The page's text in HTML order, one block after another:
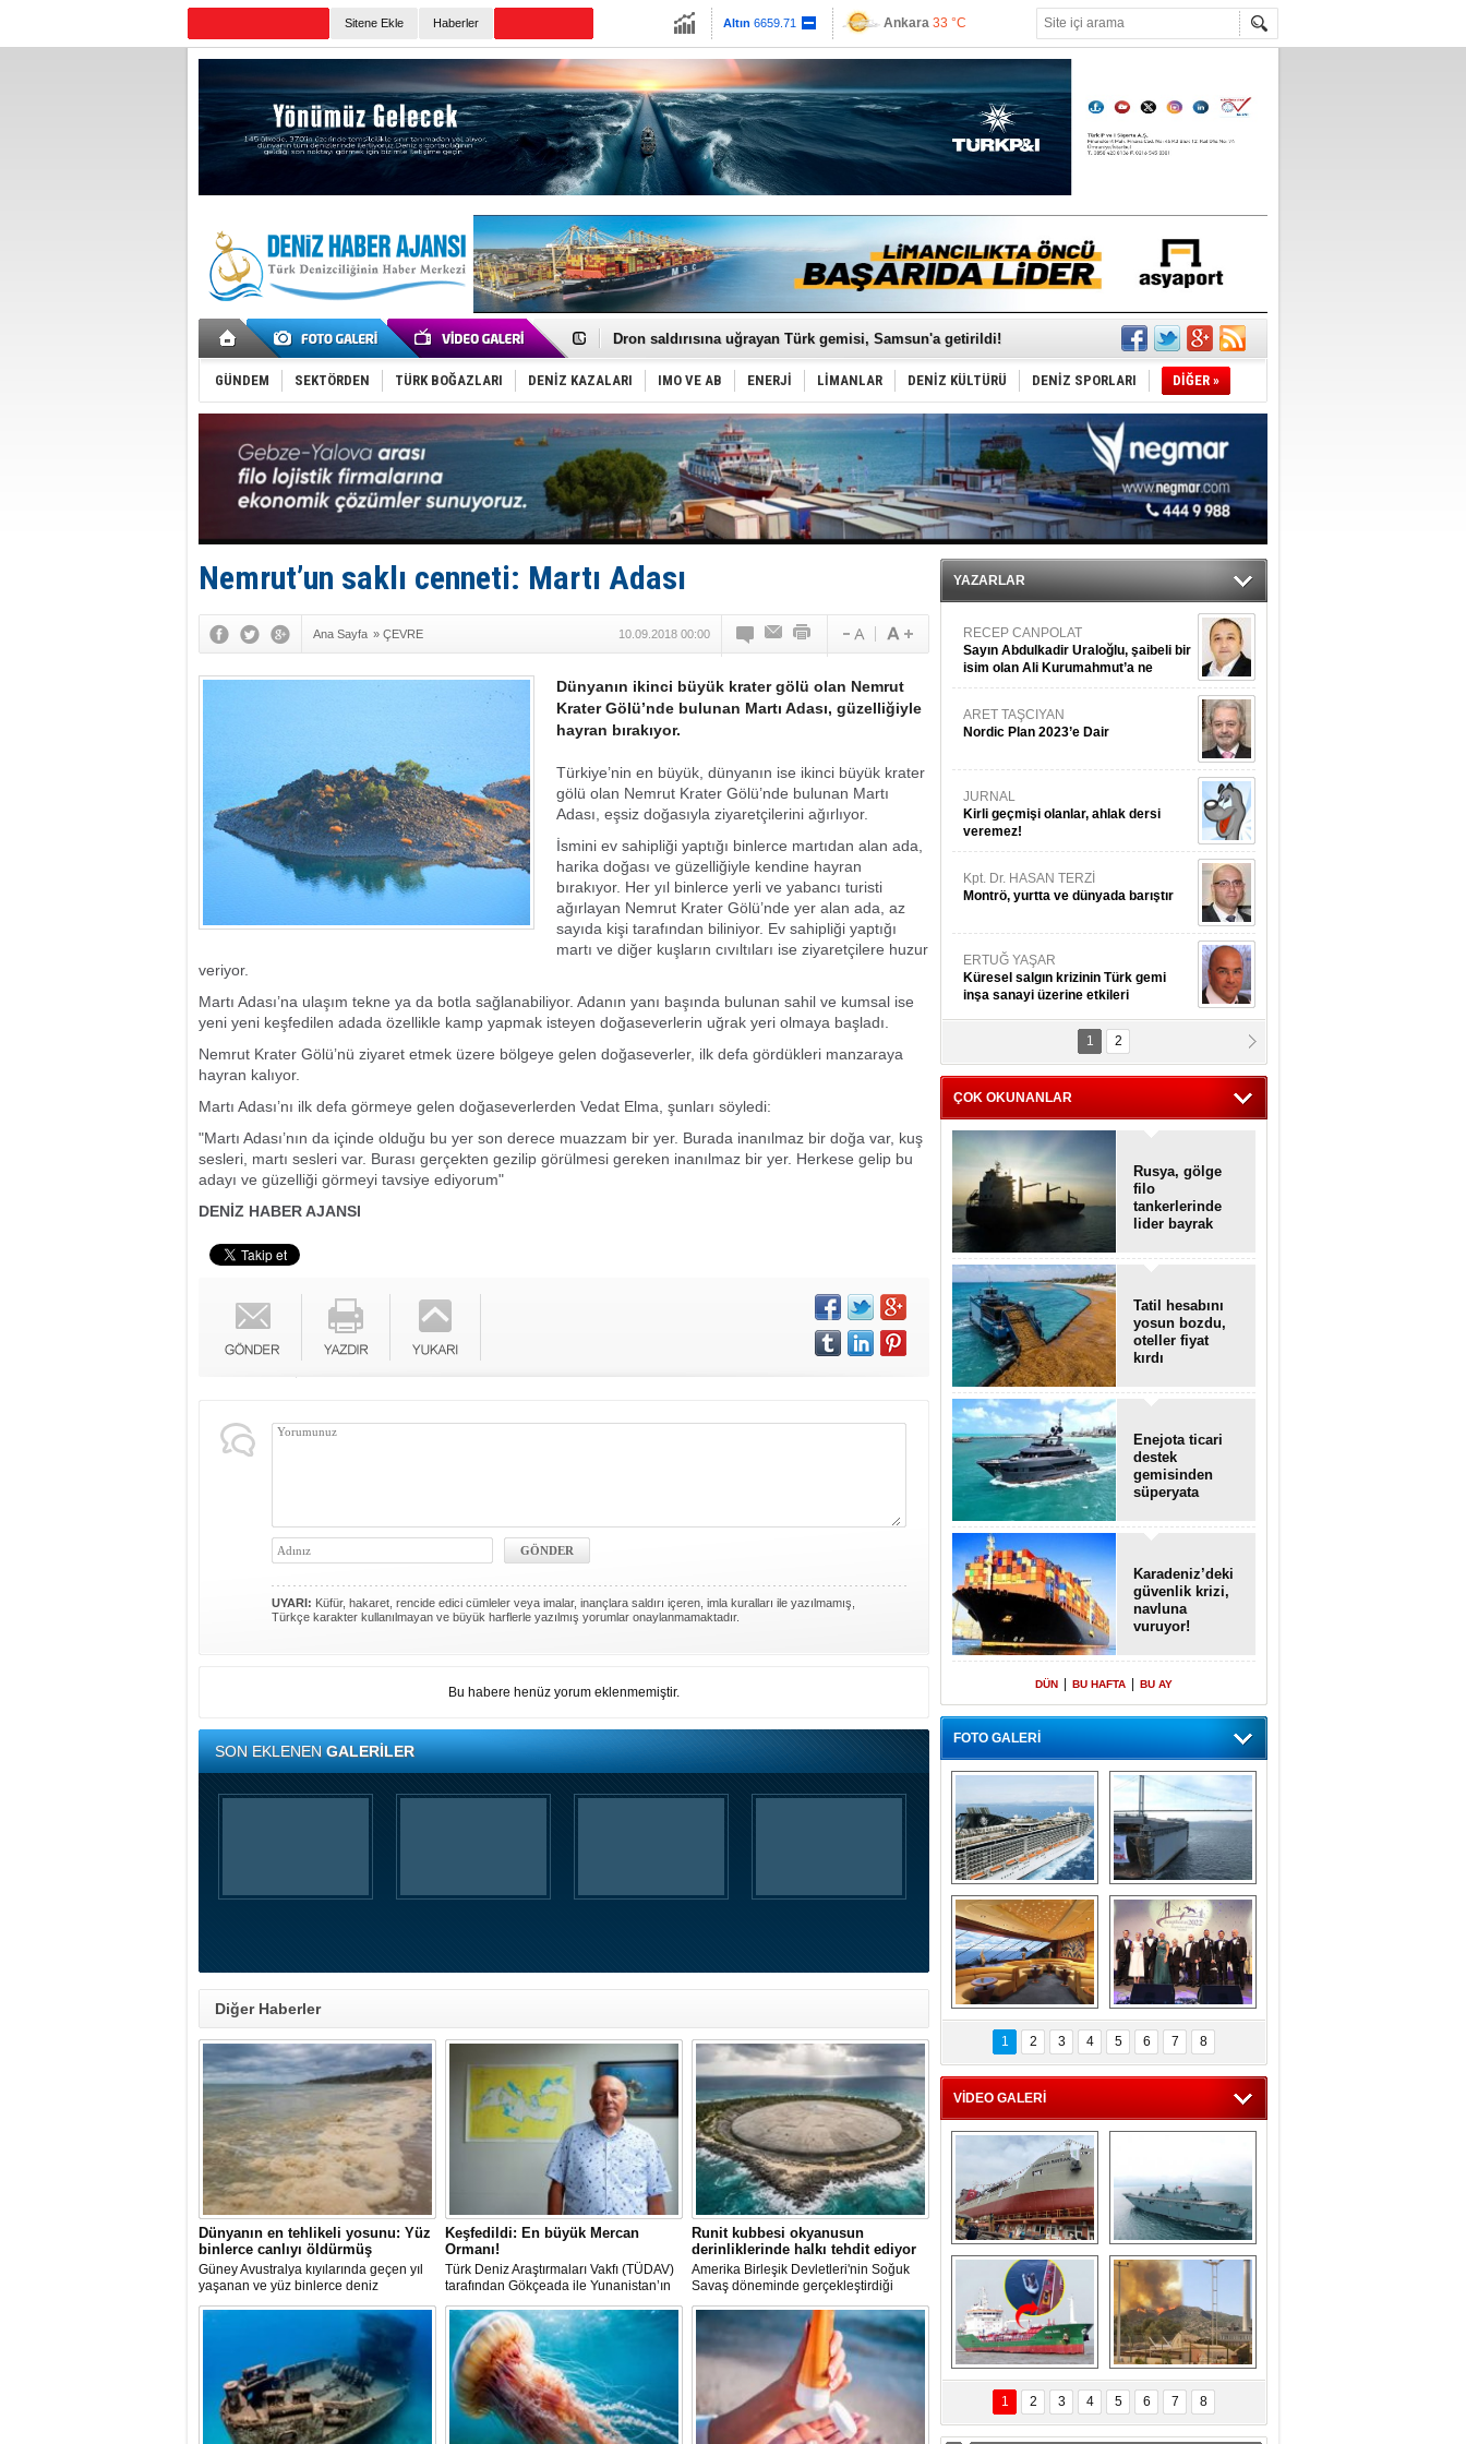
Sitene Ekle Haberler
Altın 6659.71
Euro55.1258
Ankara 33 °C
Antalya31 °C
Muğla 35 °C
Çanakkale 32 °C
Gemi tasarım yarışmasına ek süre
Dron saldırısına uğrayan Türk gemisi, Samsun'a getirildi!
'REGAL 1' isimli tanker, tehlikeyi atlattı!
Gemide 5 ton kokain yakalandı: Portekiz!
Yakıt barcı filosuna 2 yeni gemi katıldı
Rus İHA’ları, Alman gemisini vurdu!
Karadeniz’deki güvenlik krizi, navluna vuruyor!
Tatil hesabını yosun bozdu, oteller fiyat kırdı
Rusya, gölge filo tankerlerinde lider bayrak konumunda
Enejota ticari destek gemisinden süperyata dönüştürüldü
Denizcilik sektörü, Alsancak Limanı’ndan memnun
Türkiye’den Karadeniz'deki gemicilik faaliyetlerine kısıtlama!
Taksi Botlar, 50 yıldır Marmaris’in mavi sularında
GÜNDEM SEKTÖRDEN TÜRK BOĞAZLARI DENİZ KAZALARI IMO VE AB ENERJİ LİMANLAR DENİZ KÜLTÜRÜ DENİZ SPORLARI DİĞER »
Nemrut’un saklı cenneti: Martı Adası
Ana Sayfa » ÇEVRE 10.09.2018 00:00
Dünyanın ikinci büyük krater gölü olan Nemrut
Krater Gölü’nde bulunan Martı Adası, güzelliğiyle
hayran bırakıyor.
Türkiye’nin en büyük, dünyanın ise ikinci büyük krater
gölü olan Nemrut Krater Gölü’nde bulunan Martı
Adası, eşsiz doğasıyla ziyaretçilerini ağırlıyor.
İsmini ev sahipliği yaptığı binlerce martıdan alan ada,
harika doğası ve güzelliğiyle kendine hayran
bırakıyor. Her yıl binlerce yerli ve yabancı turisti
ağırlayan Nemrut Krater Gölü’nde yer alan ada, az
sayıda kişi tarafından biliniyor. Ev sahipliği yaptığı
martı ve diğer kuşların cıvıltıları ise ziyaretçilere huzur
veriyor.
Martı Adası’na ulaşım tekne ya da botla sağlanabiliyor. Adanın yanı başında bulunan sahil ve kumsal ise
yeni yeni keşfedilen adada özellikle kamp yapmak isteyen doğaseverlerin uğrak yeri olmaya başladı.
Nemrut Krater Gölü’nü ziyaret etmek üzere bölgeye gelen doğaseverler, ilk defa gördükleri manzaraya
hayran kalıyor.
Martı Adası’nı ilk defa görmeye gelen doğaseverlerden Vedat Elma, şunları söyledi:
"Martı Adası’nın da içinde olduğu bu yer son derece muazzam bir yer. Burada inanılmaz bir doğa var, kuş
sesleri, martı sesleri var. Burası gerçekten gezilip görülmesi gereken inanılmaz bir yer. Herkese gelip bu
adayı ve güzelliği görmeyi tavsiye ediyorum"
DENİZ HABER AJANSI
UYARI: Küfür, hakaret, rencide edici cümleler veya imalar, inançlara saldırı içeren, imla kuralları ile yazılmamış,
Türkçe karakter kullanılmayan ve büyük harflerle yazılmış yorumlar onaylanmamaktadır.
Bu habere henüz yorum eklenmemiştir.
SON EKLENENGALERİLER
Diğer Haberler
Dünyanın en tehlikeli yosunu: Yüz
binlerce canlıyı öldürmüş
Güney Avustralya kıyılarında geçen yıl
yaşanan ve yüz binlerce deniz
canlısının ölümüne yol açan çevre
felaketinin arkasındaki yosun türü
incelendi. Araştırmacılar, söz konusu
mikroalgin bugüne kadar incelenen
türler arasında en zehirli örnek
olduğunu ortaya çıkardı.
Keşfedildi: En büyük Mercan
Ormanı!
Türk Deniz Araştırmaları Vakfı (TÜDAV)
tarafından Gökçeada ile Yunanistan’ın
Semadirek Adası arasında yürütülen
araştırmada, Türkiye kara sularında 70
ila 120 metre derinlikte ve 2
kilometreden fazla uzunlukta, Ege
Denizi’ndeki en büyük mercan ormanı
keşfedildi.
Runit kubbesi okyanusun
derinliklerinde halkı tehdit ediyor
Amerika Birleşik Devletleri'nin Soğuk
Savaş döneminde gerçekleştirdiği
nükleer testlerin ardından kalan
radyoaktif atıkların üzerini kapatan Runit
Kubbesi, çevresel riskler ve deniz
seviyesindeki yükselmeler nedeniyle
tartışma konusu olmaya devam ediyor.
YAZARLAR
RECEP CANPOLAT
Sayın Abdulkadir Uraloğlu, şaibeli bir
isim olan Ali Kurumahmut’a ne
danışıyorsunuz?
ARET TAŞCIYAN
Nordic Plan 2023’e Dair
JURNAL
Kirli geçmişi olanlar, ahlak dersi
veremez!
Kpt. Dr. HASAN TERZİ
Montrö, yurtta ve dünyada barıştır
ERTUĞ YAŞAR
Küresel salgın krizinin Türk gemi
inşa sanayi üzerine etkileri
Kpt. MESUT AZMİ GÖKSOY
ithafen...
1 2
ÇOK OKUNANLAR
Rusya, gölge
filo
tankerlerinde
lider bayrak
Tatil hesabını
yosun bozdu,
oteller fiyat
kırdı
Enejota ticari
destek
gemisinden
süperyata
Karadeniz’deki
güvenlik krizi,
navluna
vuruyor!
DÜN BU HAFTA BU AY
FOTO GALERİ
“Gemi içinde gemi”
konsepti ile MSC
Splendida
Dünyada tek!
Denizaltı yüzer
havuzu intikal
seyrine başladı
MSC'den 55 milyon
euroluk turizm geliri
müjdesi
5. Bosphorus Ship
Brokers Dinner,
İstanbul’da yapıldı
1 2 3 4 5 6 7 8
VİDEO GALERİ
Çeksan Tersanesi,
Başaran Bayrak
tankerini suya
indirdi
TCG Anadolu,
tersane teknik
seyrini tamamladı
Göçmenlerin
imdadına Türk
sahipli MINA DENIZ
yetişti
Milas’taki yangın
yeniden termik
santrallere doğru
ilerliyor
1 2 3 4 5 6 7 8